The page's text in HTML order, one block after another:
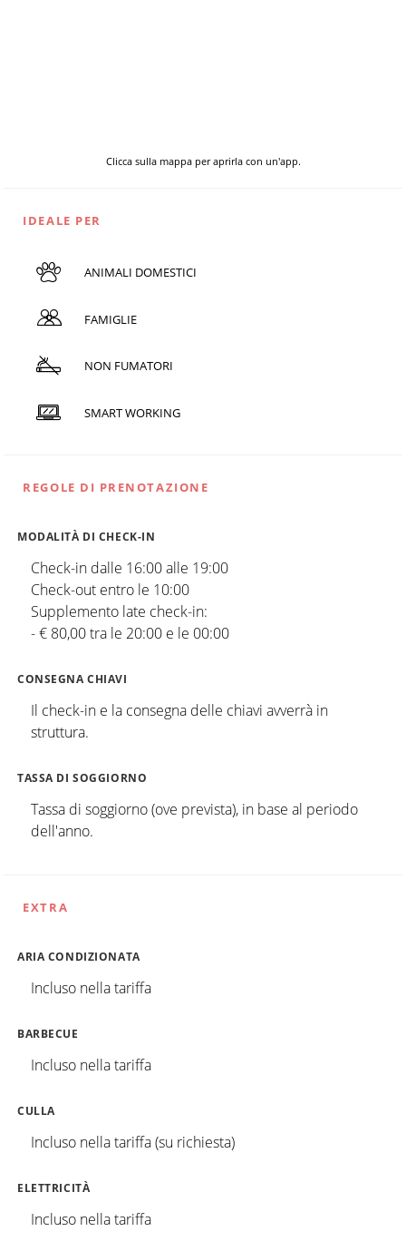
Clicca sulla mappa per aprirla con un'app.
IDEALE PER
ANIMALI DOMESTICI
FAMIGLIE
NON FUMATORI
SMART WORKING
REGOLE DI PRENOTAZIONE
MODALITÀ DI CHECK-IN
Check-in dalle 16:00 alle 19:00
Check-out entro le 10:00
Supplemento late check-in:
- € 80,00 tra le 20:00 e le 00:00
CONSEGNA CHIAVI
Il check-in e la consegna delle chiavi avverrà in
struttura.
TASSA DI SOGGIORNO
Tassa di soggiorno (ove prevista), in base al periodo
dell'anno.
EXTRA
ARIA CONDIZIONATA
Incluso nella tariffa
BARBECUE
Incluso nella tariffa
CULLA
Incluso nella tariffa (su richiesta)
ELETTRICITÀ
Incluso nella tariffa